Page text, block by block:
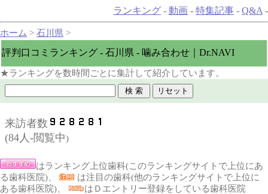
ランキング - 動画 - 特集記事 - Q&A -
ホーム > 石川県 >
評判口コミランキング - 石川県 - 噛み合わせ｜Dr.NAVI
★ランキングを数時間ごとに集計して紹介しています。
来訪者数
(84人-閲覧中)
はランキング上位歯科(このランキングサイトで上位にあ
る歯科医院)、
は注目の歯科(他のランキングサイトで上位に
ある歯科医院)、
はＤエントリー登録をしている歯科医院